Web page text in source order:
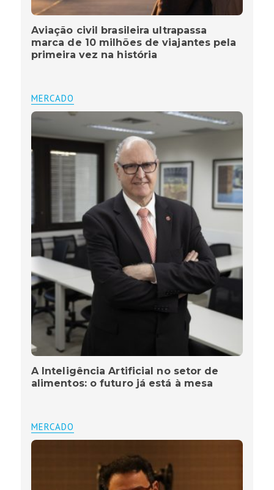
Aviação civil brasileira ultrapassa
marca de 10 milhões de viajantes pela
primeira vez na história
MERCADO
A Inteligência Artificial no setor de
alimentos: o futuro já está à mesa
MERCADO